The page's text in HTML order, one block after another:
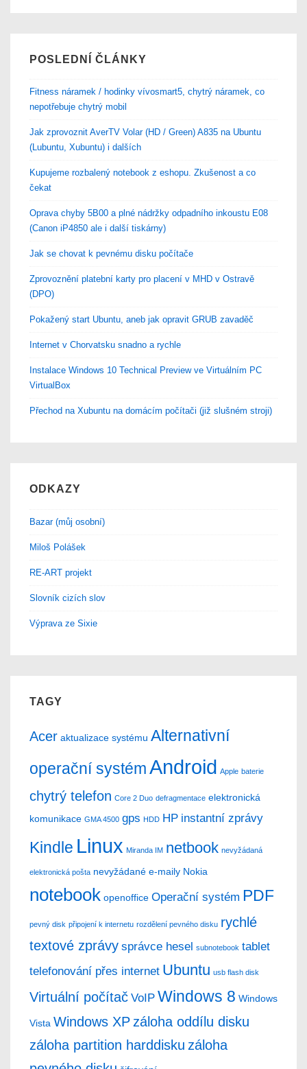
POSLEDNÍ ČLÁNKY
Fitness náramek / hodinky vívosmart5, chytrý náramek, co
nepotřebuje chytrý mobil
Jak zprovoznit AverTV Volar (HD / Green) A835 na Ubuntu
(Lubuntu, Xubuntu) i dalších
Kupujeme rozbalený notebook z eshopu. Zkušenost a co
čekat
Oprava chyby 5B00 a plné nádržky odpadního inkoustu E08
(Canon iP4850 ale i další tiskárny)
Jak se chovat k pevnému disku počítače
Zprovoznění platební karty pro placení v MHD v Ostravě
(DPO)
Pokažený start Ubuntu, aneb jak opravit GRUB zavaděč
Internet v Chorvatsku snadno a rychle
Instalace Windows 10 Technical Preview ve Virtuálním PC
VirtualBox
Přechod na Xubuntu na domácím počítači (již slušném stroji)
ODKAZY
Bazar (můj osobní)
Miloš Polášek
RE-ART projekt
Slovník cizích slov
Výprava ze Sixie
TAGY
Acer aktualizace systému Alternativní
operační systémAndroid Apple baterie
chytrý telefon Core 2 Duo defragmentace elektronická
komunikace GMA 4500 gps HDD HP instantní zprávy
Kindle Linux Miranda IM netbook nevyžádaná
elektronická pošta nevyžádané e-maily Nokia
notebook openoffice Operační systém PDF
pevný disk připojení k internetu rozdělení pevného disku rychlé
textové zprávy správce hesel subnotebook tablet
telefonování přes internet Ubuntu usb flash disk
Virtuální počítač VoIP Windows 8 Windows
Vista Windows XP záloha oddílu disku
záloha partition harddisku záloha